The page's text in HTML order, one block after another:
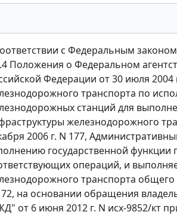
с Федеральным
Положения о Федеральном
Федерации от 30 июля
транспорта по
станций для
железнодорожного
2006 г. N 177,
государственной
операций, и
транспорта
на основании обращения
от 6 июня 2012 г. N исх-9852/кт